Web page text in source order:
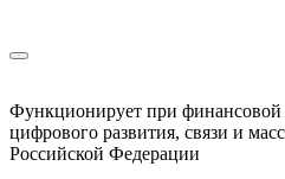
Функционирует при финансовой
цифрового развития, связи и
Российской Федерации